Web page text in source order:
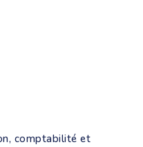
comptabilité et